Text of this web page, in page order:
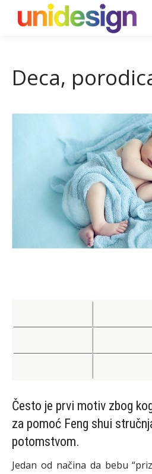
Deca,
Često je prvi motiv zbog
za pomoć Feng shui
potomstvom.
Jedan od načina da bebu